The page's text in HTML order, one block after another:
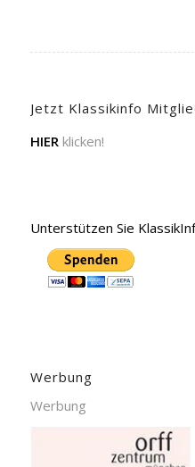
Jetzt Klassikinfo
HIER klicken!
Unterstützen Sie
Werbung
Werbung